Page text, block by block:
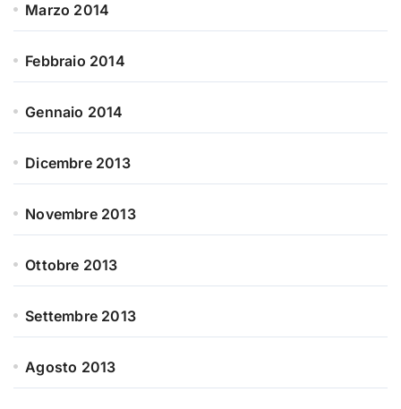
Marzo 2014
Febbraio 2014
Gennaio 2014
Dicembre 2013
Novembre 2013
Ottobre 2013
Settembre 2013
Agosto 2013